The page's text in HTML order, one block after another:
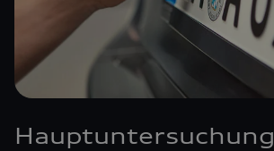
Hauptuntersuchung